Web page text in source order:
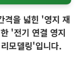
격을 넓힌 '영지 재
'전기 연결 영지
모델링'입니다.